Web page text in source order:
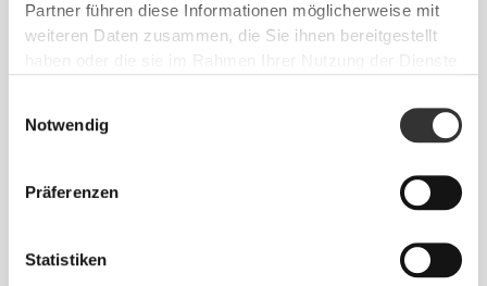
Partner führen diese Informationen möglicherweise mit
weiteren Daten zusammen, die Sie ihnen bereitgestellt
Notwendig
Präferenzen
Statistiken
€22.39 €27.99
20%